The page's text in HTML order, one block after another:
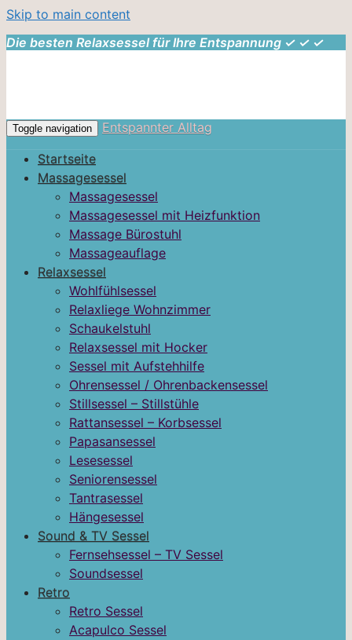
Skip to main content
Die besten Relaxsessel für Ihre Entspannung ✓ ✓ ✓
Toggle navigation
Entspannter Alltag
Startseite
Massagesessel
Massagesessel
Massagesessel mit Heizfunktion
Massage Bürostuhl
Massageauflage
Relaxsessel
Wohlfühlsessel
Relaxliege Wohnzimmer
Schaukelstuhl
Relaxsessel mit Hocker
Sessel mit Aufstehhilfe
Ohrensessel / Ohrenbackensessel
Stillsessel – Stillstühle
Rattansessel – Korbsessel
Papasansessel
Lesesessel
Seniorensessel
Tantrasessel
Hängesessel
Sound & TV Sessel
Fernsehsessel – TV Sessel
Soundsessel
Retro
Retro Sessel
Acapulco Sessel